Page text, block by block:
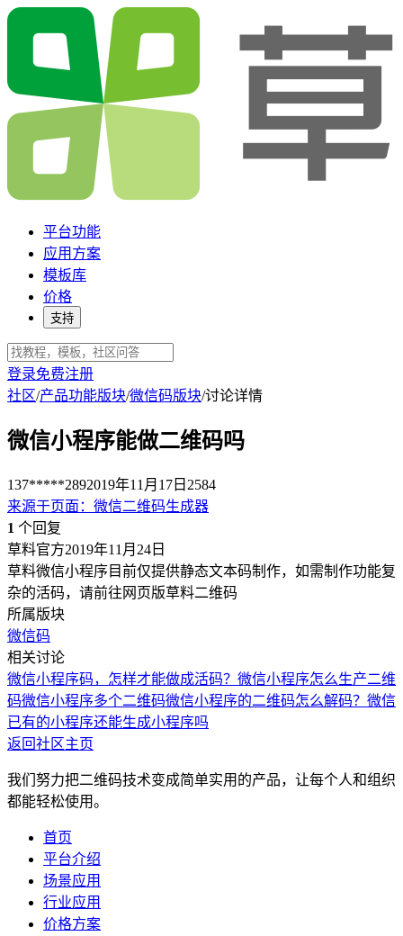
平台功能
应用方案
模板库
价格
支持
登录免费注册
社区/产品功能版块/微信码版块/讨论详情
微信小程序能做二维码吗
137*****2892019年11月17日 2584
来源于页面 ： 微信二维码生成器
1 个回复
草料官方2019年11月24日
草料微信小程序目前仅提供静态文本码制作，如需制作功能复
杂的活码，请前往网页版草料二维码
所属版块
微信码
相关讨论
微信小程序码，怎样才能做成活码？ 微信小程序怎么生产二维
码微信小程序多个二维码微信小程序的二维码怎么解码？ 微信
已有的小程序还能生成小程序吗
返回社区主页
我们努力把二维码技术变成简单实用的产品，让每个人和组织
都能轻松使用。
首页
平台介绍
场景应用
行业应用
价格方案